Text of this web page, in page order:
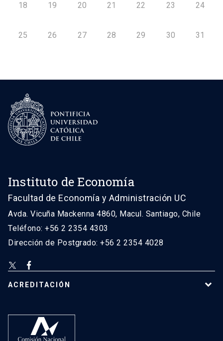
18 19 20 21 22 23 24
25 26 27 28 29 30 31
Instituto de Economía
Facultad de Economía y Administración UC
Avda. Vicuña Mackenna 4860, Macul. Santiago, Chile
Teléfono: +56 2 2354 4303
Dirección de Postgrado: +56 2 2354 4028
ACREDITACIÓN